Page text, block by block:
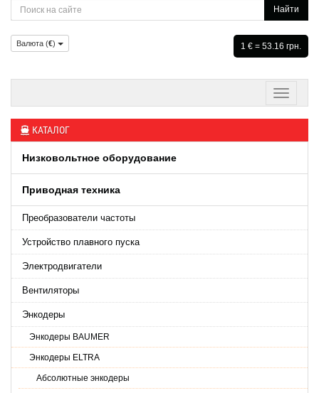
Найти
Валюта (€) 1 € = 53.16 грн.
КАТАЛОГ
Низковольтное оборудование
Приводная техника
Преобразователи частоты
Устройство плавного пуска
Электродвигатели
Вентиляторы
Энкодеры
Энкодеры BAUMER
Энкодеры ELTRA
Абсолютные энкодеры